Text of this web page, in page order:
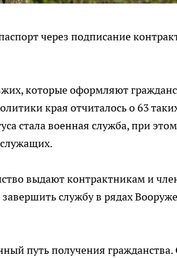
через подписание
которые оформляют
края отчиталось о 63
стала военная служба, при
выдают контрактникам и
службу в рядах
путь получения